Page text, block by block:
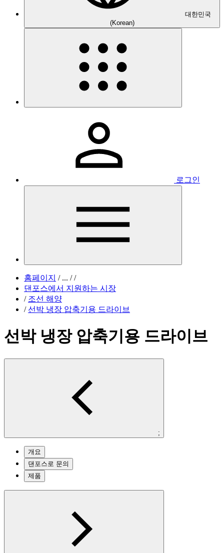
대한민국
(Korean)
로그인
홈페이지 /... / /
댄포스에서 지원하는 시장
/ 조선 해양
/ 선박 냉장 압축기용 드라이브
선박 냉장 압축기용 드라이브
;
개요
댄포스로 문의
제품